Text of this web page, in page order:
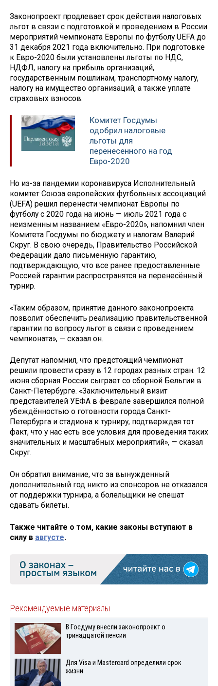
Законопроект продлевает срок действия налоговых
льгот в связи с подготовкой и проведением в России
мероприятий чемпионата Европы по футболу UEFA до
31 декабря 2021 года включительно. При подготовке
к Евро-2020 были установлены льготы по НДС,
НДФЛ, налогу на прибыль организаций,
государственным пошлинам, транспортному налогу,
налогу на имущество организаций, а также уплате
страховых взносов.
Комитет Госдумы
одобрил налоговые
льготы для
перенесенного на год
Евро-2020
Но из-за пандемии коронавируса Исполнительный
комитет Союза европейских футбольных ассоциаций
(UEFA) решил перенести чемпионат Европы по
футболу с 2020 года на июнь — июль 2021 года с
неизменным названием «Евро-2020», напомнил член
Комитета Госдумы по бюджету и налогам Валерий
Скруг. В свою очередь, Правительство Российской
Федерации дало письменную гарантию,
подтверждающую, что все ранее предоставленные
Россией гарантии распространятся на перенесённый
турнир.
«Таким образом, принятие данного законопроекта
позволит обеспечить реализацию правительственной
гарантии по вопросу льгот в связи с проведением
чемпионата», — сказал он.
Депутат напомнил, что предстоящий чемпионат
решили провести сразу в 12 городах разных стран. 12
июня сборная России сыграет со сборной Бельгии в
Санкт-Петербурге. «Заключительный визит
представителей УЕФА в феврале завершился полной
убеждённостью о готовности города Санкт-
Петербурга и стадиона к турниру, подтверждая тот
факт, что у нас есть все условия для проведения таких
значительных и масштабных мероприятий», — сказал
Скруг.
Он обратил внимание, что за вынужденный
дополнительный год никто из спонсоров не отказался
от поддержки турнира, а болельщики не спешат
сдавать билеты.
Также читайте о том, какие законы вступают в
силу в августе.
Рекомендуемые материалы
В Госдуму внесли законопроект о
тринадцатой пенсии
Для Visа и Mastercard определили срок
жизни